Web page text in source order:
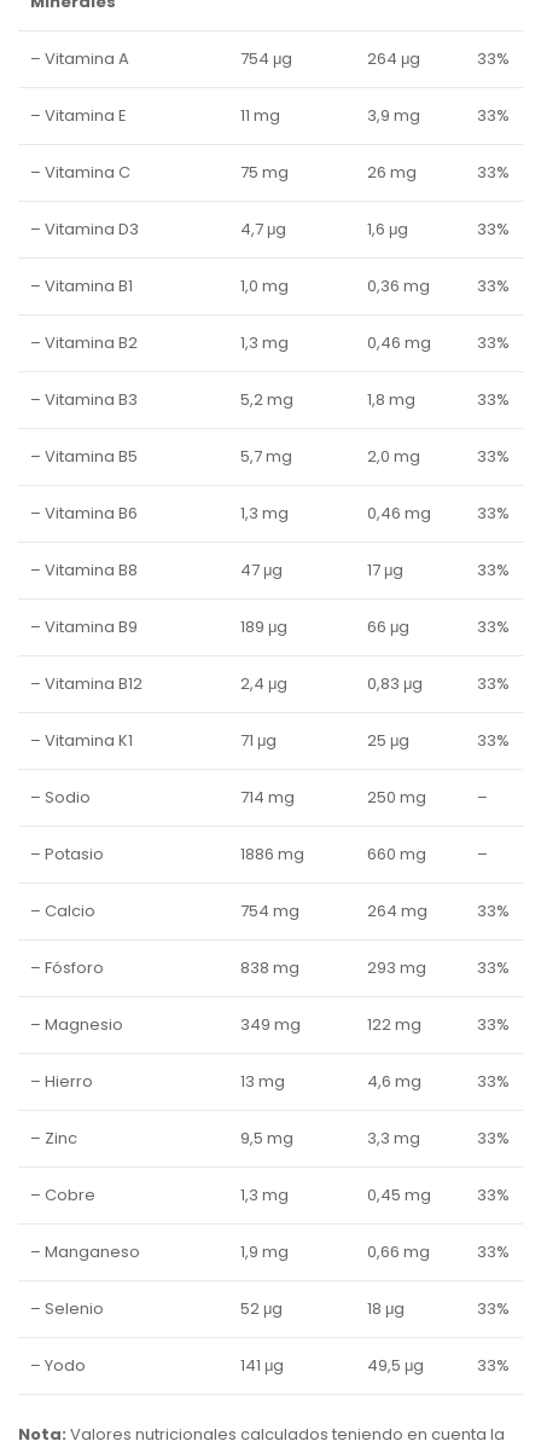
– Vitamina A 754 μg 264 μg 33%
– Vitamina E 11 mg 3,9 mg 33%
– Vitamina C 75 mg 26 mg 33%
– Vitamina D3 4,7 μg 1,6 μg 33%
– Vitamina B1 1,0 mg 0,36 mg 33%
– Vitamina B2 1,3 mg 0,46 mg 33%
– Vitamina B3 5,2 mg 1,8 mg 33%
– Vitamina B5 5,7 mg 2,0 mg 33%
– Vitamina B6 1,3 mg 0,46 mg 33%
– Vitamina B8 47 μg 17 μg 33%
– Vitamina B9 189 μg 66 μg 33%
– Vitamina B12 2,4 μg 0,83 μg 33%
– Vitamina K1 71 μg 25 μg 33%
– Sodio 714 mg 250 mg –
– Potasio 1886 mg 660 mg –
– Calcio 754 mg 264 mg 33%
– Fósforo 838 mg 293 mg 33%
– Magnesio 349 mg 122 mg 33%
– Hierro 13 mg 4,6 mg 33%
– Zinc 9,5 mg 3,3 mg 33%
– Cobre 1,3 mg 0,45 mg 33%
– Manganeso 1,9 mg 0,66 mg 33%
– Selenio 52 μg 18 μg 33%
– Yodo 141 μg 49,5 μg 33%
Nota: Valores nutricionales calculados teniendo en cuenta la